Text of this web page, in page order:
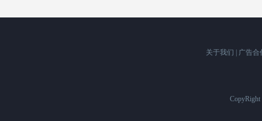
关于我们 广告